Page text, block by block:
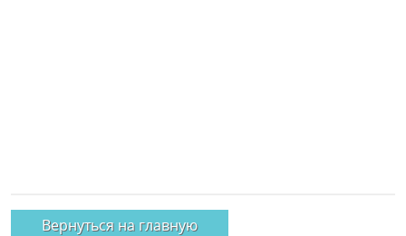
Вернуться на главную